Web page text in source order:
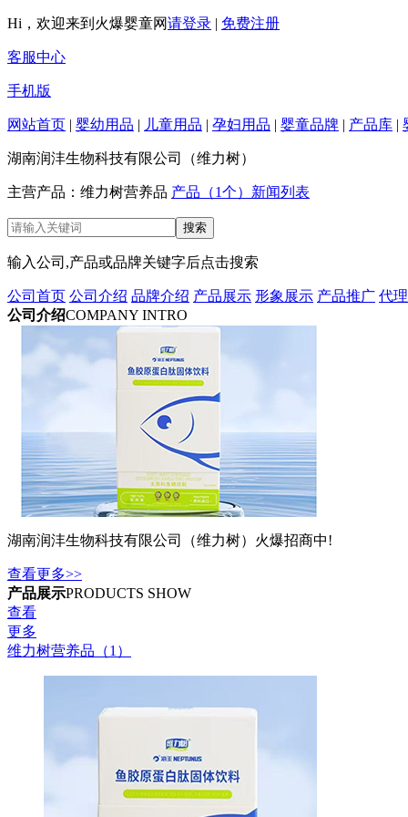
Hi，欢迎来到火爆婴童网请登录 | 免费注册
客服中心
手机版
网站首页 | 婴幼用品 | 儿童用品 | 孕妇用品 | 婴童品牌 | 产品库 |
湖南润沣生物科技有限公司（维力树）
主营产品：维力树营养品 产品（1个） 新闻列表
输入公司,产品或品牌关键字后点击搜索
公司首页 公司介绍 品牌介绍 产品展示 形象展示 产品推广 代
公司介绍COMPANY INTRO
湖南润沣生物科技有限公司（维力树）火爆招商中!
查看更多>>
产品展示PRODUCTS SHOW
查看
更多
维力树营养品（1）